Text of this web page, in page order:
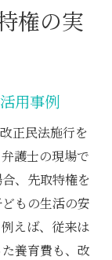
権の実
用事例
正民法施行を
護士の現場で
、先取特権を
もの生活の安
えば、従来は
養育費も、改